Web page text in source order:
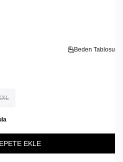
Beden Tablosu
EKLE